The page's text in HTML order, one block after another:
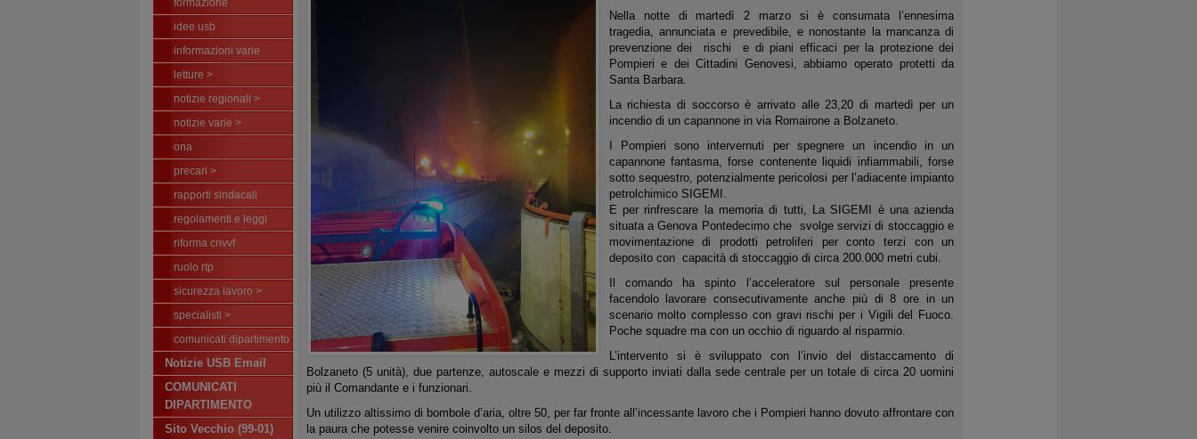
formazione
idee usb
informazioni varie
letture >
notizie regionali >
notizie varie >
ona
precari >
rapporti sindacali
regolamenti e leggi
riforma cnvvf
ruolo rtp
sicurezza lavoro >
specialisti >
comunicati dipartimento
Notizie USB Email
COMUNICATI
DIPARTIMENTO
Sito Vecchio (99-01)
Nella notte di martedì 2 marzo si è consumata l’ennesima
tragedia, annunciata e prevedibile, e nonostante la mancanza di
prevenzione dei rischi e di piani efficaci per la protezione dei
Pompieri e dei Cittadini Genovesi, abbiamo operato protetti da
Santa Barbara.
La richiesta di soccorso è arrivato alle 23,20 di martedì per un
incendio di un capannone in via Romairone a Bolzaneto.
I Pompieri sono intervernuti per spegnere un incendio in un
capannone fantasma, forse contenente liquidi infiammabili, forse
sotto sequestro, potenzialmente pericolosi per l’adiacente impianto
petrolchimico SIGEMI.
E per rinfrescare la memoria di tutti, La SIGEMI è una azienda
situata a Genova Pontedecimo che svolge servizi di stoccaggio e
movimentazione di prodotti petroliferi per conto terzi con un
deposito con capacità di stoccaggio di circa 200.000 metri cubi.
Il comando ha spinto l’acceleratore sul personale presente
facendolo lavorare consecutivamente anche più di 8 ore in un
scenario molto complesso con gravi rischi per i Vigili del Fuoco.
Poche squadre ma con un occhio di riguardo al risparmio.
L’intervento si è sviluppato con l’invio del distaccamento di
Bolzaneto (5 unità), due partenze, autoscale e mezzi di supporto inviati dalla sede centrale per un totale di circa 20 uomini
più il Comandante e i funzionari.
Un utilizzo altissimo di bombole d’aria, oltre 50, per far fronte all’incessante lavoro che i Pompieri hanno dovuto affrontare con
la paura che potesse venire coinvolto un silos del deposito.